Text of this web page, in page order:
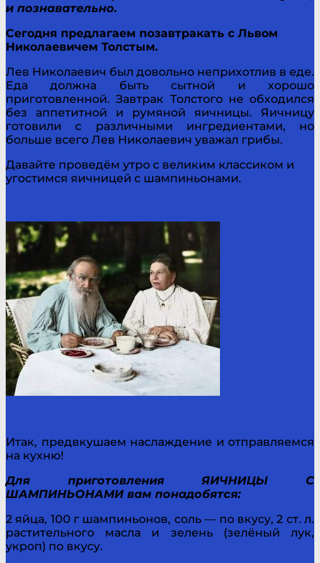
и познавательно.
Сегодня предлагаем позавтракать с Львом
Николаевичем Толстым.
Лев Николаевич был довольно неприхотлив в еде.
Еда должна быть сытной и хорошо
приготовленной. Завтрак Толстого не обходился
без аппетитной и румяной яичницы. Яичницу
готовили с различными ингредиентами, но
больше всего Лев Николаевич уважал грибы.
Давайте проведём утро с великим классиком и
угостимся яичницей с шампиньонами.
Итак, предвкушаем наслаждение и отправляемся
на кухню!
Для приготовления ЯИЧНИЦЫ С
ШАМПИНЬОНАМИ вам понадобятся:
2 яйца, 100 г шампиньонов, соль — по вкусу, 2 ст. л.
растительного масла и зелень (зелёный лук,
укроп) по вкусу.